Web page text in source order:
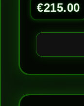
€215.00